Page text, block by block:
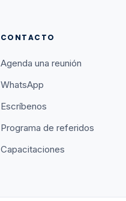
CONTACTO
Agenda una reunión
WhatsApp
Escríbenos
Programa de referidos
Capacitaciones